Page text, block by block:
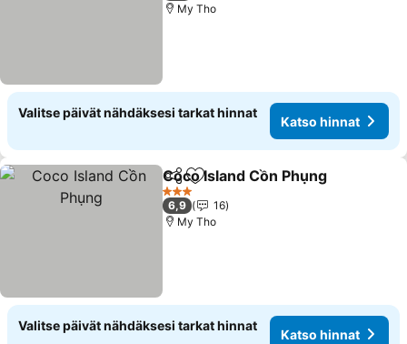
My Tho
Valitse päivät nähdäksesi tarkat hinnat
Katso hinnat
Jaa Lisää suosikkeihin
Coco Island Cồn Phụng
3 Tähtiluokitus
6,9
16
My Tho
Valitse päivät nähdäksesi tarkat hinnat
Katso hinnat